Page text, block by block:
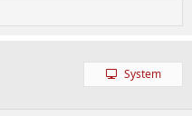
System